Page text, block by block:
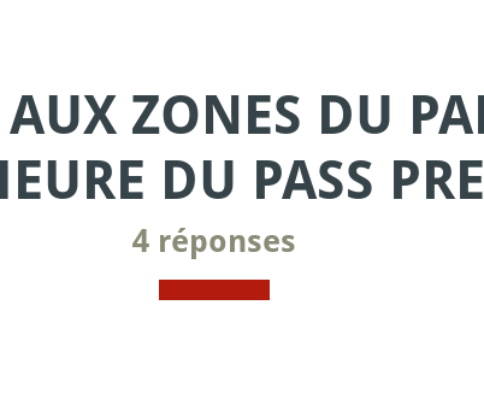
AUX ZONES DU
DU PASS
4 réponses